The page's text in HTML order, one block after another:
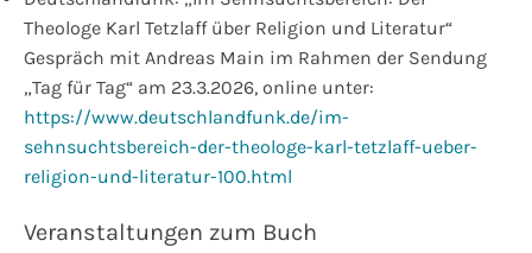
Theologe Karl Tetzlaff über Religion und Literatur“
Gespräch mit Andreas Main im Rahmen der Sendung
„Tag für Tag“ am 23.3.2026, online unter:
https://www.deutschlandfunk.de/im-
sehnsuchtsbereich-der-theologe-karl-tetzlaff-ueber-
religion-und-literatur-100.html
Veranstaltungen zum Buch